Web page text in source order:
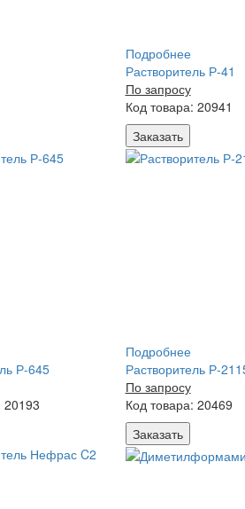
Подробнее
Растворитель Р-41
По запросу
Код товара: 20941
Заказать
Р-645
20193
Подробнее
Растворитель Р-
По запросу
Код товара: 20469
Заказать